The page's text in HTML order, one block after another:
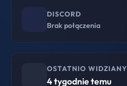
DISCORD
Brak połączenia
OSTATNIO WIDZIANY
4 tygodnie temu